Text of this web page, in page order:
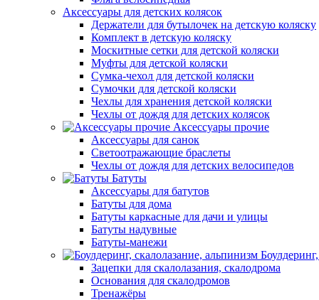
Аксессуары для детских колясок
Держатели для бутылочек на детскую коляску
Комплект в детскую коляску
Москитные сетки для детской коляски
Муфты для детской коляски
Сумка-чехол для детской коляски
Сумочки для детской коляски
Чехлы для хранения детской коляски
Чехлы от дождя для детских колясок
Аксессуары прочие
Аксессуары для санок
Светоотражающие браслеты
Чехлы от дождя для детских велосипедов
Батуты
Аксессуары для батутов
Батуты для дома
Батуты каркасные для дачи и улицы
Батуты надувные
Батуты-манежи
Зацепки для скалолазания, скалодрома
Основания для скалодромов
Тренажёры